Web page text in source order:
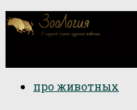
про животных